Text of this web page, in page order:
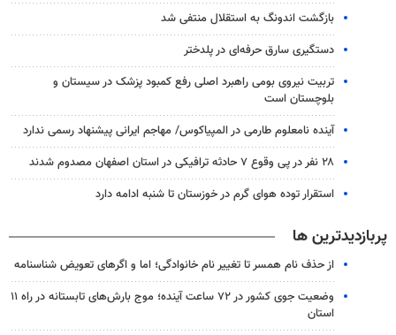
بازگشت اندونگ به استقلال منتفی شد
دستگیری سارق حرفه‌ای در پلدختر
تربیت نیروی بومی راهبرد اصلی رفع کمبود پزشک در سیستان و
بلوچستان است
آینده نامعلوم طارمی در المپیاکوس/ مهاجم ایرانی پیشنهاد رسمی ندارد
۲۸ نفر در پی وقوع ۷ حادثه ترافیکی در استان اصفهان مصدوم شدند
استقرار توده هوای گرم در خوزستان تا شنبه ادامه دارد
پربازدیدترین ها
از حذف نام همسر تا تغییر نام خانوادگی؛ اما و اگرهای تعویض شناسنامه
وضعیت جوی کشور در ۷۲ ساعت آینده؛ موج بارش‌های تابستانه در راه ۱۱
استان